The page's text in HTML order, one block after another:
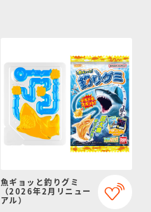
魚ギョッと釣りグミ
（2026年2月リニュー
アル）